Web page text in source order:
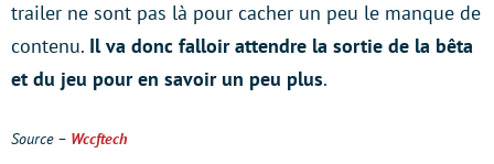
trailer ne sont pas là pour cacher un peu le manque de
contenu. Il va donc falloir attendre la sortie de la bêta
et du jeu pour en savoir un peu plus.
Source – Wccftech